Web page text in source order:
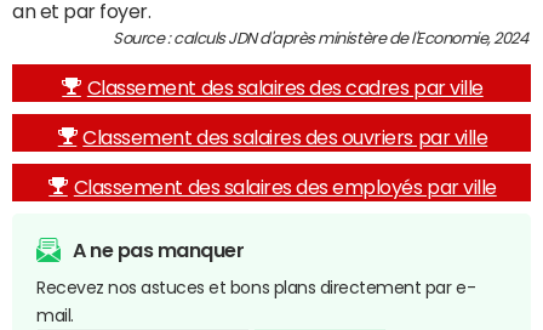
an et par foyer.
Source : calculs JDN d'après ministère de l'Economie, 2024
Classement des salaires des cadres par ville
Classement des salaires des ouvriers par ville
Classement des salaires des employés par ville
A ne pas manquer
Recevez nos astuces et bons plans directement par e-
mail.